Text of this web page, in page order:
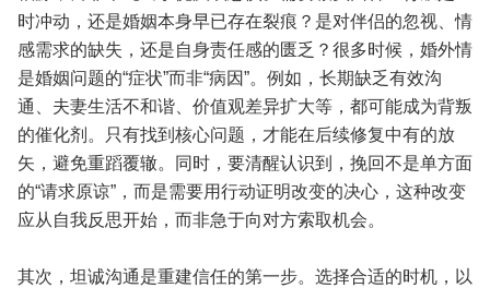
时冲动，还是婚姻本身早已存在裂痕？是对伴侣的忽视、情
感需求的缺失，还是自身责任感的匮乏？很多时候，婚外情
是婚姻问题的“症状”而非“病因”。例如，长期缺乏有效沟
通、夫妻生活不和谐、价值观差异扩大等，都可能成为背叛
的催化剂。只有找到核心问题，才能在后续修复中有的放
矢，避免重蹈覆辙。同时，要清醒认识到，挽回不是单方面
的“请求原谅”，而是需要用行动证明改变的决心，这种改变
应从自我反思开始，而非急于向对方索取机会。
其次，坦诚沟通是重建信任的第一步。选择合适的时机，以